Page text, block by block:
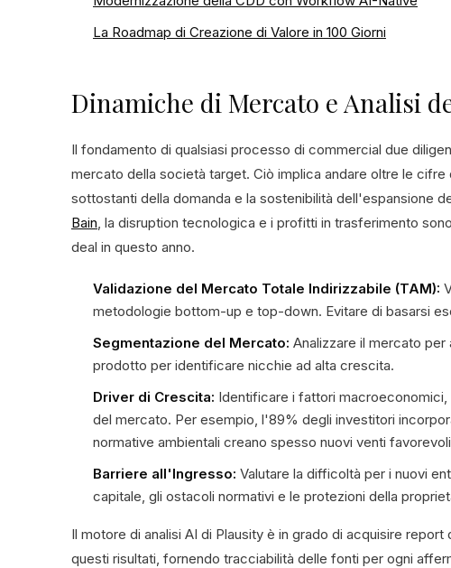
La Roadmap di Creazione di Valore in 100 Giorni
Dinamiche di Mercato e Analisi
Il fondamento di qualsiasi processo di commercial due
mercato della società target. Ciò implica andare oltre le
sottostanti della domanda e la sostenibilità dell'espansione
Bain, la disruption tecnologica e i profitti in trasferimento
deal in questo anno.
Validazione del Mercato Totale Indirizzabile (TAM):
metodologie bottom-up e top-down. Evitare di basarsi
Segmentazione del Mercato: Analizzare il mercato
prodotto per identificare nicchie ad alta crescita.
Driver di Crescita: Identificare i fattori
del mercato. Per esempio, l'89% degli investitori
normative ambientali creano spesso nuovi venti
Barriere all'Ingresso: Valutare la difficoltà per i nuovi
capitale, gli ostacoli normativi e le protezioni della
Il motore di analisi AI di Plausity è in grado di acquisire
questi risultati, fornendo tracciabilità delle fonti per ogni